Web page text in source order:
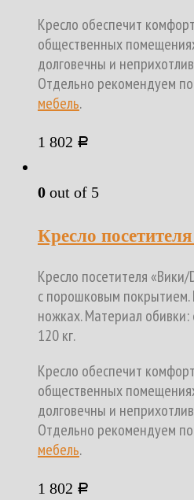
Кресло обеспечит
общественных
долговечны и
Отдельно рекомендуем
мебель.
1 802 Р
0 out of 5
Кресло
Кресло посетителя
с порошковым покрытием.
ножках. Материал обивки:
120 кг.
Кресло обеспечит
общественных
долговечны и
Отдельно рекомендуем
мебель.
1 802 Р